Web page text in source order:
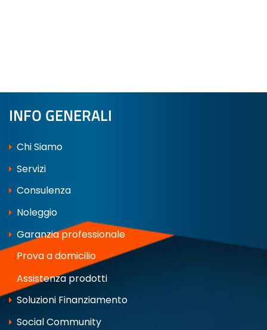
INFO GENERALI
Chi Siamo
Servizi
Consulenza
Noleggio
Garanzia professionale
Prova a domicilio
Assistenza prodotti
Soluzioni Finanziamento
Social Community